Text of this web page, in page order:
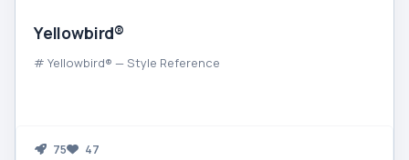
Yellowbird®
# Yellowbird® — Style Reference
75 47